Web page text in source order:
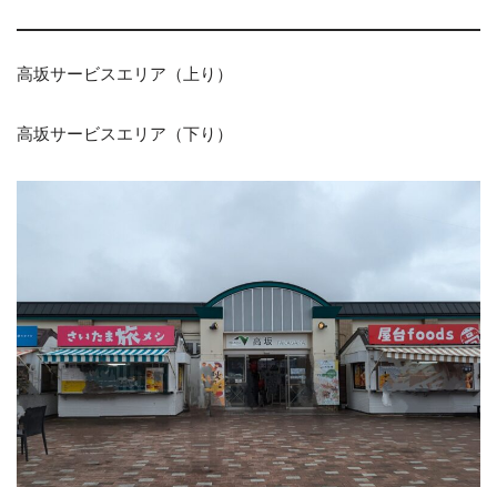
高坂サービスエリア（上り）
高坂サービスエリア（下り）